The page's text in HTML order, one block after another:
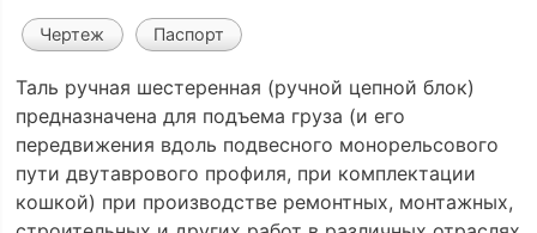
Чертеж Паспорт
Таль ручная шестеренная (ручной цепной блок)
предназначена для подъема груза (и его
передвижения вдоль подвесного монорельсового
пути двутаврового профиля, при комплектации
кошкой) при производстве ремонтных, монтажных,